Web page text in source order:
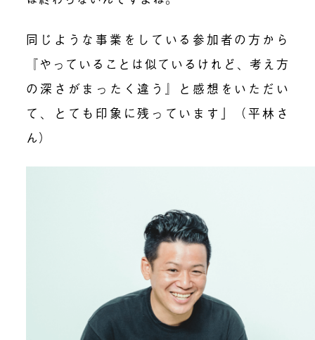
同じような事業をしている参加者の方から
『やっていることは似ているけれど、考え方
の深さがまったく違う』と感想をいただい
て、とても印象に残っています」（平林さ
ん）